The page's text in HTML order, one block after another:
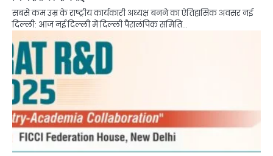
सबसे कम उम्र के राष्ट्रीय कार्यकारी अध्यक्ष बनने का ऐतिहासिक अवसर नई
दिल्ली: आज नई दिल्ली में दिल्ली पैरालंपिक समिति…